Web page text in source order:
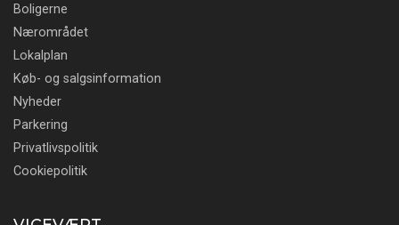
Boligerne
Nærområdet
Lokalplan
Køb- og salgsinformation
Nyheder
Parkering
Privatlivspolitik
Cookiepolitik